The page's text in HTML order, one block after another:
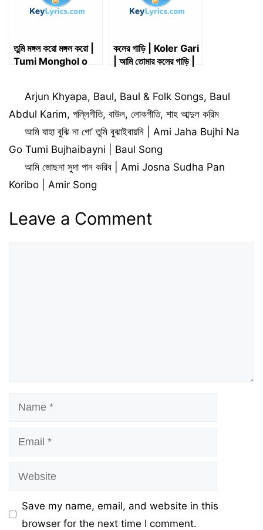
তুমি মঙ্গল করো মঙ্গল করো |
Tumi Monghol o
কলের গাড়ি | Koler Gari
| আমি তোমার কলের গাড়ি |
Categories
Arjun Khyapa, Baul, Baul & Folk Songs, Baul
Abdul Karim, পল্লিগীতি, বাউল, লোকগীতি, শাহ আব্দুল করিম
আমি যাহা বুঝি না গো’ তুমি বুঝাইবায়নি | Ami Jaha Bujhi Na
Go Tumi Bujhaibayni | Baul Song
আমি জোছনা সুদা পান করিব | Ami Josna Sudha Pan
Koribo | Amir Song
Leave a Comment
Name
Email
Website
Save my name, email, and website in this
browser for the next time I comment.